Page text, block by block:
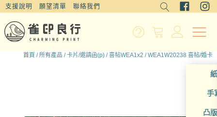
支援說明 願望清單 聯絡我們
手
凸
首頁 /所有產品 /卡片/邀請函(p) /喜帖WEA1x2 / WEA1W20238 喜帖/婚卡